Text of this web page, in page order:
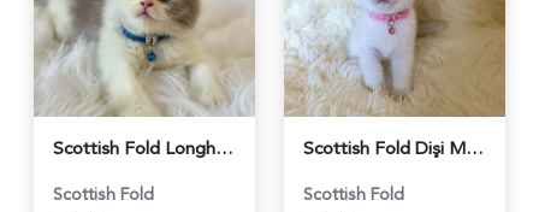
Scottish Fold Longhair Lilac Bi Color 2 Aylık - 5908
Scottish Fold
Scottish Fold Dişi Mükemmel Yavrumuz - 5909
Scottish Fold